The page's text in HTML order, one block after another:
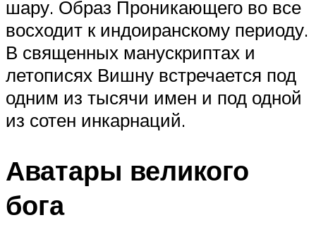
шару. Образ Проникающего во все
восходит к индоиранскому периоду.
В священных манускриптах и
летописях Вишну встречается под
одним из тысячи имен и под одной
из сотен инкарнаций.
Аватары великого
бога